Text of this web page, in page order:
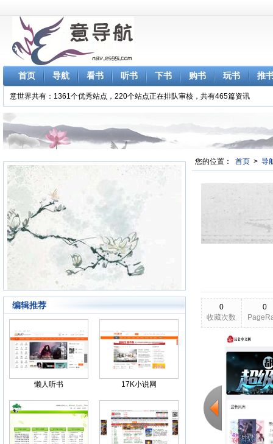
首页 导航 看书 听书 下书 购书 玩书 推
意世界共有：1361个优秀站点，220个站点正在排队审核，共有465篇资讯
编辑推荐
懒人听书 17K小说网
您的位置： 首页 > 导
0
收藏次数
0
2026-03-25
更新日期